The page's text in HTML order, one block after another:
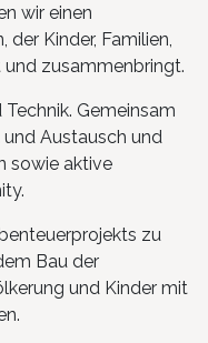
wir einen
der Kinder, Familien,
zusammenbringt.
Gemeinsam
Austausch und
sowie aktive
zu
Bau der
und Kinder mit